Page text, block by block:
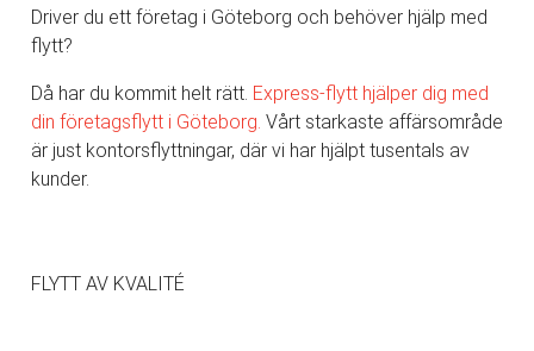
Driver du ett företag i Göteborg och behöver hjälp med
flytt?
Då har du kommit helt rätt. Express-flytt hjälper dig med
din företagsflytt i Göteborg. Vårt starkaste affärsområde
är just kontorsflyttningar, där vi har hjälpt tusentals av
kunder.
FLYTT AV KVALITÉ